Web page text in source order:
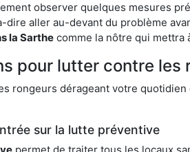
observer quelques mesures
dire aller au-devant du problème
la Sarthe comme la nôtre qui
pour lutter contre les
rongeurs dérageant votre
sur la lutte préventive